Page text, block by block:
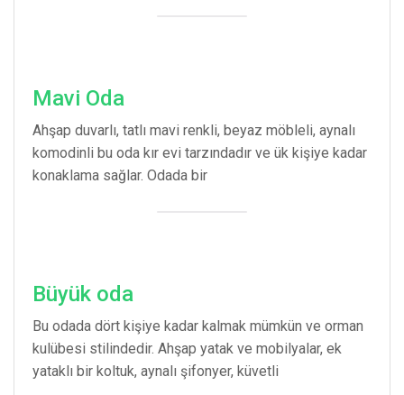
Mavi Oda
Ahşap duvarlı, tatlı mavi renkli, beyaz möbleli, aynalı
komodinli bu oda kır evi tarzındadır ve ük kişiye kadar
konaklama sağlar. Odada bir
Büyük oda
Bu odada dört kişiye kadar kalmak mümkün ve orman
kulübesi stilindedir. Ahşap yatak ve mobilyalar, ek
yataklı bir koltuk, aynalı şifonyer, küvetli